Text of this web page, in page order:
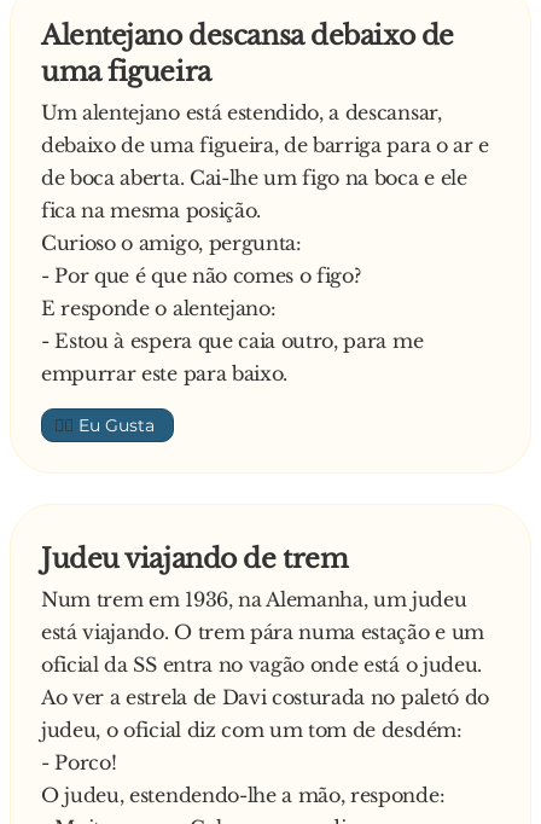
Alentejano descansa debaixo de
uma figueira
Um alentejano está estendido, a descansar,
debaixo de uma figueira, de barriga para o ar e
de boca aberta. Cai-lhe um figo na boca e ele
fica na mesma posição.
Curioso o amigo, pergunta:
- Por que é que não comes o figo?
E responde o alentejano:
- Estou à espera que caia outro, para me
empurrar este para baixo.
👍🏼
Judeu viajando de trem
Num trem em 1936, na Alemanha, um judeu
está viajando. O trem pára numa estação e um
oficial da SS entra no vagão onde está o judeu.
Ao ver a estrela de Davi costurada no paletó do
judeu, o oficial diz com um tom de desdém:
- Porco!
O judeu, estendendo-lhe a mão, responde: